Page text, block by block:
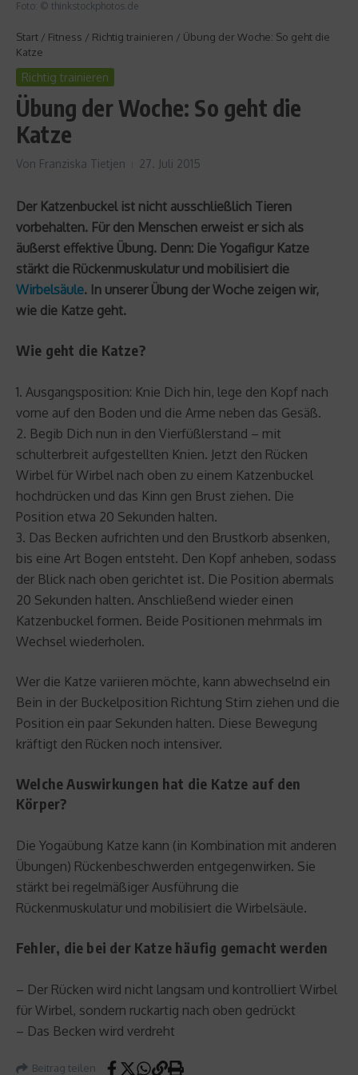
Foto: © thinkstockphotos.de
Start / Fitness / Richtig trainieren / Übung der Woche: So geht die
Katze
Richtig trainieren
Übung der Woche: So geht die
Katze
Von Franziska Tietjen 27. Juli 2015
Der Katzenbuckel ist nicht ausschließlich Tieren
vorbehalten. Für den Menschen erweist er sich als
äußerst effektive Übung. Denn: Die Yogafigur Katze
stärkt die Rückenmuskulatur und mobilisiert die
Wirbelsäule. In unserer Übung der Woche zeigen wir,
wie die Katze geht.
Wie geht die Katze?
1. Ausgangsposition: Knie Dich hin, lege den Kopf nach
vorne auf den Boden und die Arme neben das Gesäß.
2. Begib Dich nun in den Vierfüßlerstand – mit
schulterbreit aufgestellten Knien. Jetzt den Rücken
Wirbel für Wirbel nach oben zu einem Katzenbuckel
hochdrücken und das Kinn gen Brust ziehen. Die
Position etwa 20 Sekunden halten.
3. Das Becken aufrichten und den Brustkorb absenken,
bis eine Art Bogen entsteht. Den Kopf anheben, sodass
der Blick nach oben gerichtet ist. Die Position abermals
20 Sekunden halten. Anschließend wieder einen
Katzenbuckel formen. Beide Positionen mehrmals im
Wechsel wiederholen.
Wer die Katze variieren möchte, kann abwechselnd ein
Bein in der Buckelposition Richtung Stirn ziehen und die
Position ein paar Sekunden halten. Diese Bewegung
kräftigt den Rücken noch intensiver.
Welche Auswirkungen hat die Katze auf den
Körper?
Die Yogaübung Katze kann (in Kombination mit anderen
Übungen) Rückenbeschwerden entgegenwirken. Sie
stärkt bei regelmäßiger Ausführung die
Rückenmuskulatur und mobilisiert die Wirbelsäule.
Fehler, die bei der Katze häufig gemacht werden
– Der Rücken wird nicht langsam und kontrolliert Wirbel
für Wirbel, sondern ruckartig nach oben gedrückt
– Das Becken wird verdreht
Beitrag teilen